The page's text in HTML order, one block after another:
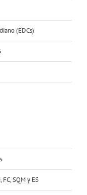
(EDCs)
SQM y ES